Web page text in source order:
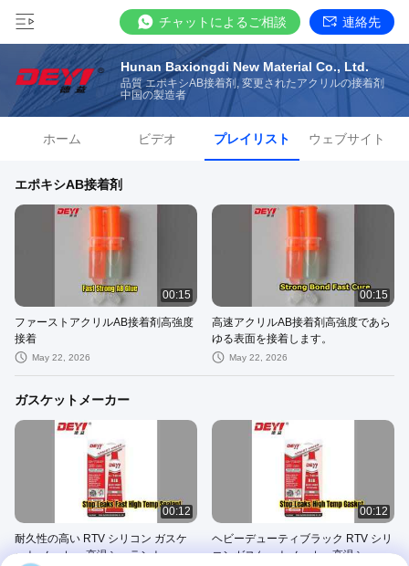
チャットによるご相談 連絡先
Hunan Baxiongdi New Material Co., Ltd.
品質 エポキシAB接着剤, 変更されたアクリルの接着剤
中国の製造者
ホーム ビデオ プレイリスト ウェブサイト
エポキシAB接着剤
00:15
ファーストアクリルAB接着剤高強度
接着
May 22, 2026
00:15
高速アクリルAB接着剤高強度であら
ゆる表面を接着します。
May 22, 2026
ガスケットメーカー
00:12
耐久性の高い RTV シリコン ガスケ
ット メーカー 高温シーラント
00:12
ヘビーデューティブラック RTV シリ
コンガスケットメーカー高温シーラ